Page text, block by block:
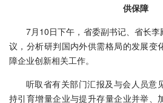
供保障
7月10日下午，省委副书记、省长
议，分析研判国内外供需格局的发展变
障企业创新相关工作。
听取省有关部门汇报及与会人员意
持引育增量企业与提升存量企业并举、